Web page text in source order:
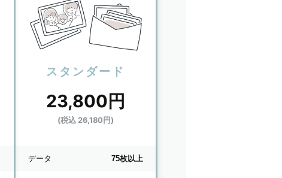
スタンダード
23,800円
(税込 26,180円)
データ 75枚以上